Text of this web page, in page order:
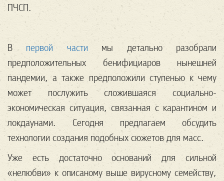
ПЧСП.
В первой части мы детально разобрали
предположительных бенифициаров нынешней
пандемии, а также предположили ступенью к чему
может послужить сложившаяся социально-
экономическая ситуация, связанная с карантином и
локдаунами. Сегодня предлагаем обсудить
технологии создания подобных сюжетов для масс.
Уже есть достаточно оснований для сильной
«нелюбви» к описаному выше вирусному семейству,